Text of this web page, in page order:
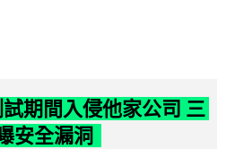
期間入侵他家公司 三
安全漏洞